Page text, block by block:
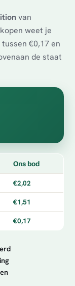
van
weet je
€0,17 en
de staat
Ons bod
€2,02
€1,51
€0,17